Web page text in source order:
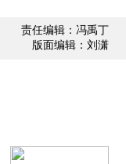
责任编辑：冯禹丁
版面编辑：刘潇